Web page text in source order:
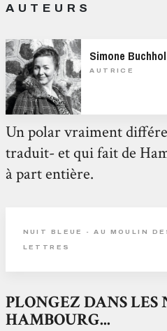
AUTEURS
Simone
AUTRICE
Un polar vraiment
traduit- et qui fait de
à part entière.
NUIT BLEUE - AU MOULIN
LETTRES
PLONGEZ DANS LES
HAMBOURG...